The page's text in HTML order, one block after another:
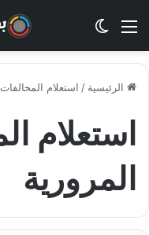
القائمة الوضع المظلم
الرئيسية / استعلام
استعلام
المرورية